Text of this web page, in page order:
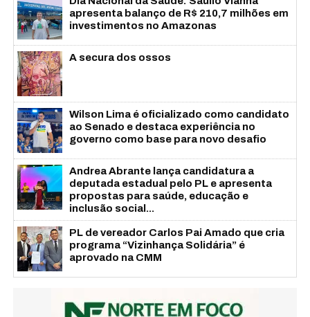
apresenta balanço de R$ 210,7 milhões em
investimentos no Amazonas
A secura dos ossos
Wilson Lima é oficializado como candidato
ao Senado e destaca experiência no
governo como base para novo desafio
Andrea Abrante lança candidatura a
deputada estadual pelo PL e apresenta
propostas para saúde, educação e
inclusão social...
PL de vereador Carlos Pai Amado que cria
programa “Vizinhança Solidária” é
aprovado na CMM